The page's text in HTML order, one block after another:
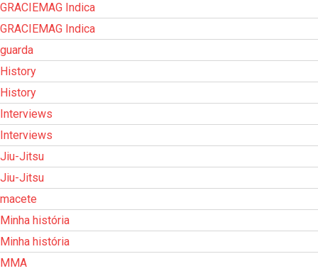
GRACIEMAG Indica
GRACIEMAG Indica
guarda
History
History
Interviews
Interviews
Jiu-Jitsu
Jiu-Jitsu
macete
Minha história
Minha história
MMA